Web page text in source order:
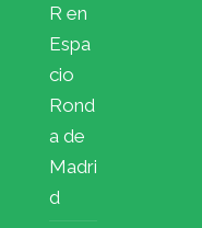
R en
Espa
cio
Rond
a de
Madri
d